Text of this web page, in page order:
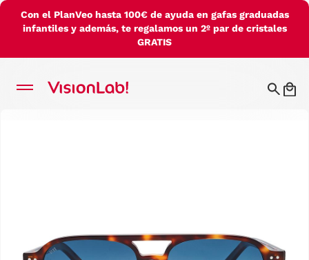
Con el PlanVeo hasta 100€ de ayuda en gafas graduadas
infantiles y además, te regalamos un 2º par de cristales
GRATIS